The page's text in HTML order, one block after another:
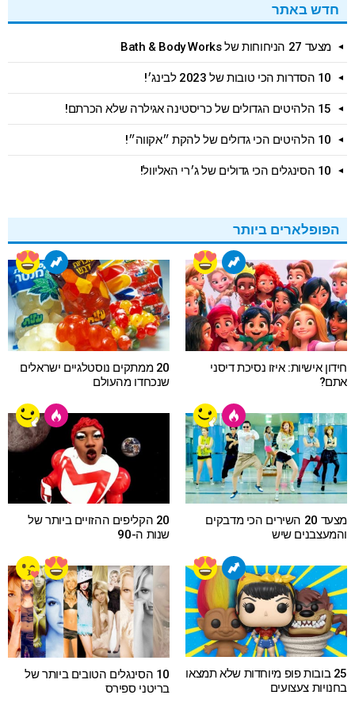
חדש באתר
מצעד 27 הניחוחות של Bath & Body Works
10 הסדרות הכי טובות של 2023 לבינג׳!
15 הלהיטים הגדולים של כריסטינה אגילרה שלא הכרתם!
10 הלהיטים הכי גדולים של להקת ״אקווה״!
10 הסינגלים הכי גדולים של ג׳רי האליוול!
הפופלארים ביותר
חידון אישיות: איזו נסיכת דיסני
אתם?
20 ממתקים נוסטלגיים ישראלים
שנכחדו מהעולם
מצעד 20 השירים הכי מדבקים
והמעצבנים שיש
20 הקליפים ההזויים ביותר של
שנות ה-90
25 בובות פופ מיוחדות שלא תמצאו
בחנויות צעצועים
10 הסינגלים הטובים ביותר של
בריטני ספירס